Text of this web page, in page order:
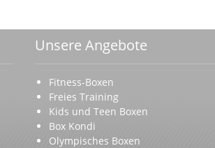
Unsere Angebote
Fitness-Boxen
Freies Training
Kids und Teen Boxen
Box Kondi
Olympisches Boxen